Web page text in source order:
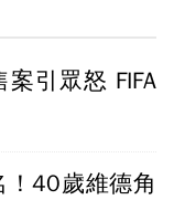
引眾怒 FIFA
40歲維德角